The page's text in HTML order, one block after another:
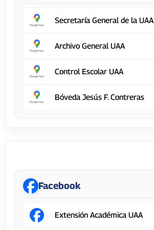
Secretaría General de la UAA
Archivo General UAA
Control Escolar UAA
Bóveda Jesús F. Contreras
Facebook
Extensión Académica UAA